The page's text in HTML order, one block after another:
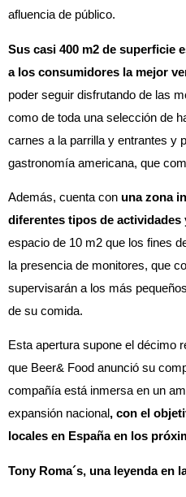
afluencia de público.
Sus casi 400 m2 de superficie
a los consumidores la mejor
poder seguir disfrutando de las
como de toda una selección de
carnes a la parrilla y entrantes y
gastronomía americana, que
Además, cuenta con una zona
diferentes tipos de actividades
espacio de 10 m2 que los fines
la presencia de monitores, que
supervisarán a los más
de su comida.
Esta apertura supone el décimo
que Beer& Food anunció su
compañía está inmersa en un
expansión nacional, con el
locales en España en los
Tony Roma´s, una leyenda en